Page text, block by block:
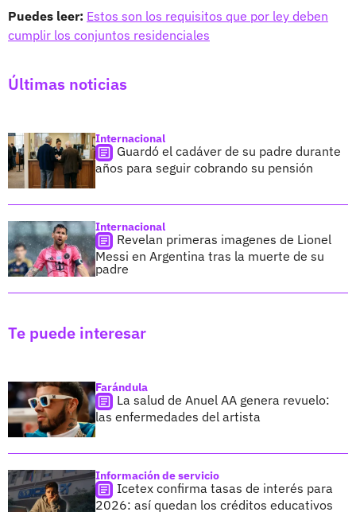
Puedes leer: Estos son los requisitos que por ley deben
cumplir los conjuntos residenciales
Últimas noticias
Internacional
Guardó el cadáver de su padre durante
años para seguir cobrando su pensión
Internacional
Revelan primeras imagenes de Lionel
Messi en Argentina tras la muerte de su
padre
Te puede interesar
Farándula
La salud de Anuel AA genera revuelo:
las enfermedades del artista
Información de servicio
Icetex confirma tasas de interés para
2026: así quedan los créditos educativos